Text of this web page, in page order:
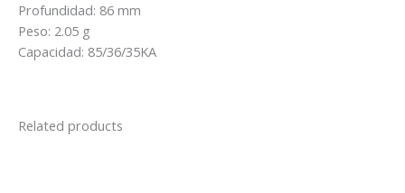
Profundidad: 86 mm
Peso: 2.05 g
Capacidad: 85/36/35KA
Related products